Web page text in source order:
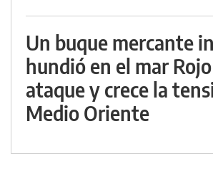
Un buque mercante
hundió en el mar
ataque y crece la
Medio Oriente